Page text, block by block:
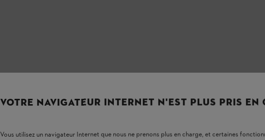
XS
VOTRE NAVIGATEUR INTERNET N'EST PLUS PRIS EN
Vous utilisez un navigateur Internet que nous ne prenons plus en charge, et certaines